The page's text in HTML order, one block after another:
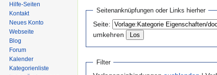
Navigation
springen
springen
Seitenanknüpfungen oder Links hierher
Seite:
umkehren
Filter
Hilfe-Seiten
Kontakt
Neues Konto
Webseite
Blog
Forum
Kalender
Kategorienliste